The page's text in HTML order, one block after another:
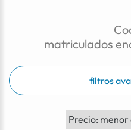
matriculados
filtros